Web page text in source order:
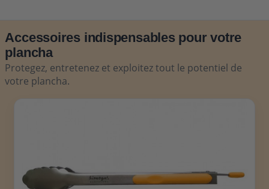
Accessoires indispensables pour votre
plancha
Protegez, entretenez et exploitez tout le potentiel de
votre plancha.